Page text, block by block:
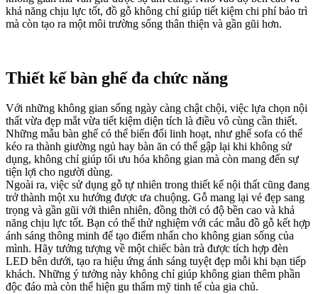
khả năng chịu lực tốt, đồ gỗ không chỉ giúp tiết kiệm chi phí bảo trì
mà còn tạo ra một môi trường sống thân thiện và gần gũi hơn.
Thiết kế bàn ghế đa chức năng
Với những không gian sống ngày càng chật chội, việc lựa chọn nội
thất vừa đẹp mắt vừa tiết kiệm diện tích là điều vô cùng cần thiết.
Những mẫu bàn ghế có thể biến đổi linh hoạt, như ghế sofa có thể
kéo ra thành giường ngủ hay bàn ăn có thể gập lại khi không sử
dụng, không chỉ giúp tối ưu hóa không gian mà còn mang đến sự
tiện lợi cho người dùng.
Ngoài ra, việc sử dụng gỗ tự nhiên trong thiết kế nội thất cũng đang
trở thành một xu hướng được ưa chuộng. Gỗ mang lại vẻ đẹp sang
trọng và gần gũi với thiên nhiên, đồng thời có độ bền cao và khả
năng chịu lực tốt. Bạn có thể thử nghiệm với các mẫu đồ gỗ kết hợp
ánh sáng thông minh để tạo điểm nhấn cho không gian sống của
mình. Hãy tưởng tượng về một chiếc bàn trà được tích hợp đèn
LED bên dưới, tạo ra hiệu ứng ánh sáng tuyệt đẹp mỗi khi bạn tiếp
khách. Những ý tưởng này không chỉ giúp không gian thêm phần
độc đáo mà còn thể hiện gu thẩm mỹ tinh tế của gia chủ.